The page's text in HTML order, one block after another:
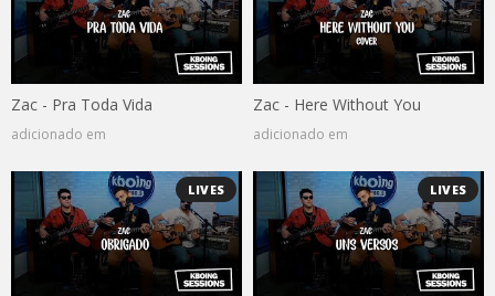
Zac - Pra Toda Vida
adicionado em
Zac - Here Without You
adicionado em
LIVES LIVES